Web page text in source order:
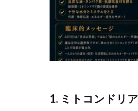
1. ミトコンドリ